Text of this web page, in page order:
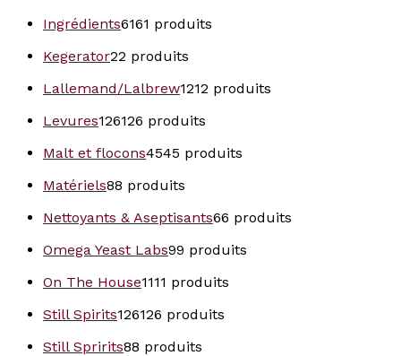
Ingrédients6161 produits
Kegerator22 produits
Lallemand/Lalbrew1212 produits
Levures126126 produits
Malt et flocons4545 produits
Matériels88 produits
Nettoyants & Aseptisants66 produits
Omega Yeast Labs99 produits
On The House1111 produits
Still Spirits126126 produits
Still Spririts88 produits